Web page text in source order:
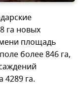
га новых
площадь
более 846 га,
4289 га.